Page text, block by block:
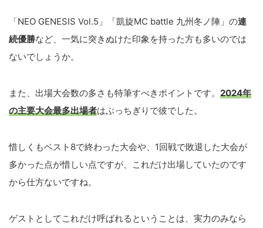
「NEO GENESIS Vol.5」「凱旋MC battle 九州冬ノ陣」の連
続優勝など、一気に突きぬけた印象を持った方も多いのでは
ないでしょうか。
また、出場大会数の多さも特筆すべきポイントです。 2024年
の主要大会最多出場者はぶっちぎりで彼でした。
惜しくもベスト8で終わった大会や、1回戦で敗退した大会が
多かった点が惜しい点ですが、これだけ出場していたのです
から仕方ないですね。
ゲストとしてこれだけ呼ばれるということは、実力のみなら